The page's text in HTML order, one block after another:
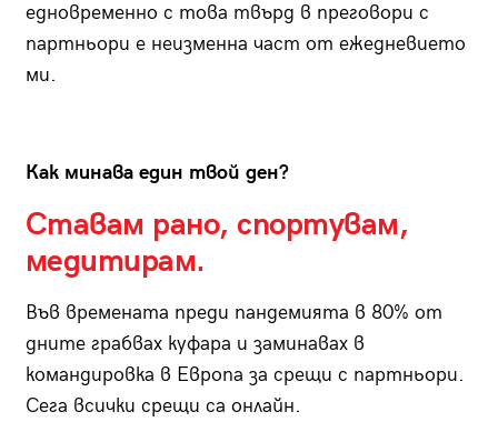
едновременно с това твърд в преговори с
партньори е неизменна част от ежедневието
ми.
Как минава един твой ден?
Ставам рано, спортувам,
медитирам.
Във времената преди пандемията в 80% от
дните грабвах куфара и заминавах в
командировка в Европа за срещи с партньори.
Сега всички срещи са онлайн.